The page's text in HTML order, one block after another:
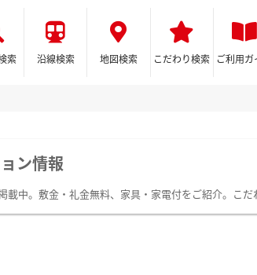
索 沿線検索 地図検索 こだわり検索 ご利用ガ
ン情報
中。敷金・礼金無料、家具・家電付をご紹介。こだ